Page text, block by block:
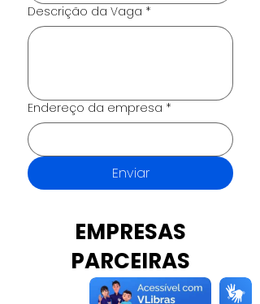
Descrição da Vaga *
Endereço da empresa *
Enviar
EMPRESAS
PARCEIRAS